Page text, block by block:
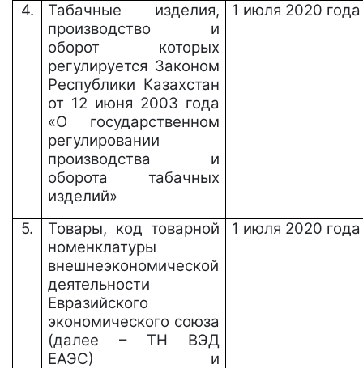
4.
Табачные изделия,
производство и
оборот которых
регулируется Законом
Республики Казахстан
от 12 июня 2003 года
«О государственном
регулировании
производства и
оборота табачных
изделий»
1 июля 2020 года
5.
Товары, код товарной
номенклатуры
внешнеэкономической
деятельности
Евразийского
экономического союза
(далее – ТН ВЭД
ЕАЭС) и
1 июля 2020 года